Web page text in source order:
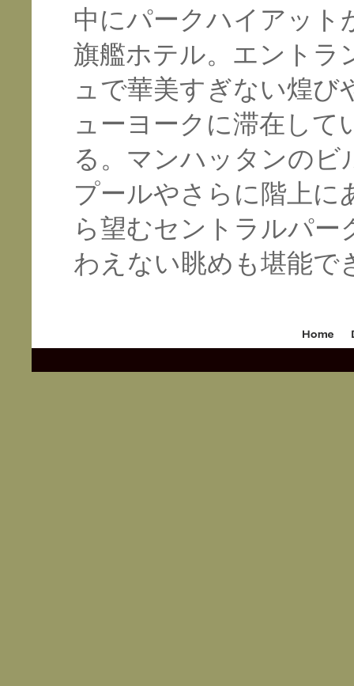
中にパークハイアット
旗艦ホテル。エントラ
ュで華美すぎない煌び
ューヨークに滞在して
る。マンハッタンのビ
プールやさらに階上
ら望むセントラルパ
わえない眺めも堪能で